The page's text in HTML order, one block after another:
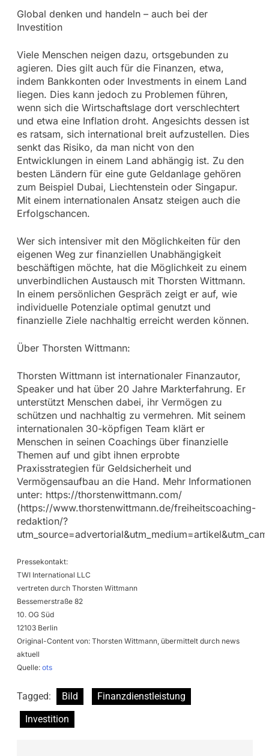
Global denken und handeln – auch bei der
Investition
Viele Menschen neigen dazu, ortsgebunden zu
agieren. Dies gilt auch für die Finanzen, etwa,
indem Bankkonten oder Investments in einem Land
liegen. Dies kann jedoch zu Problemen führen,
wenn sich die Wirtschaftslage dort verschlechtert
und etwa eine Inflation droht. Angesichts dessen ist
es ratsam, sich international breit aufzustellen. Dies
senkt das Risiko, da man nicht von den
Entwicklungen in einem Land abhängig ist. Zu den
besten Ländern für eine gute Geldanlage gehören
zum Beispiel Dubai, Liechtenstein oder Singapur.
Mit einem internationalen Ansatz steigen auch die
Erfolgschancen.
Wer sich intensiver mit den Möglichkeiten für den
eigenen Weg zur finanziellen Unabhängigkeit
beschäftigen möchte, hat die Möglichkeit zu einem
unverbindlichen Austausch mit Thorsten Wittmann.
In einem persönlichen Gespräch zeigt er auf, wie
individuelle Potenziale optimal genutzt und
finanzielle Ziele nachhaltig erreicht werden können.
Über Thorsten Wittmann:
Thorsten Wittmann ist internationaler Finanzautor,
Speaker und hat über 20 Jahre Markterfahrung. Er
unterstützt Menschen dabei, ihr Vermögen zu
schützen und nachhaltig zu vermehren. Mit seinem
internationalen 30-köpfigen Team klärt er
Menschen in seinen Coachings über finanzielle
Themen auf und gibt ihnen erprobte
Praxisstrategien für Geldsicherheit und
Vermögensaufbau an die Hand. Mehr Informationen
unter: https://thorstenwittmann.com/
(https://www.thorstenwittmann.de/freiheitscoaching-
redaktion/?
Pressekontakt:
TWI International LLC
vertreten durch Thorsten Wittmann
Bessemerstraße 82
10. OG Süd
12103 Berlin
Original-Content von: Thorsten Wittmann, übermittelt durch news
aktuell
Quelle: ots
Tagged: Bild
Finanzdienstleistung
Investition